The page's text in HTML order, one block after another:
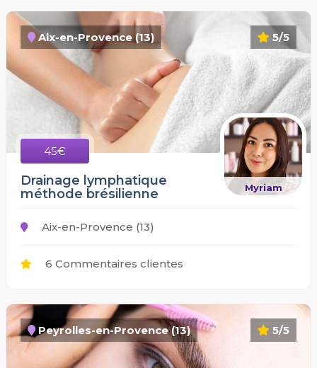
5/5
Aix-en-Provence (13)
45€
Myriam
Drainage lymphatique
méthode brésilienne
Aix-en-Provence (13)
6 Commentaires clientes
5/5
Peyrolles-en-Provence (13)